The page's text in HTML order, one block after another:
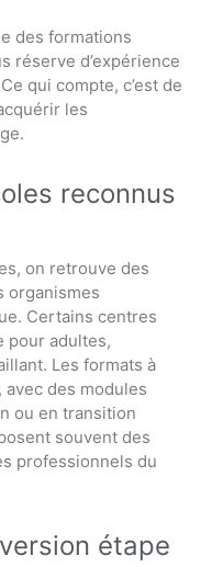
des formations
réserve d’expérience
qui compte, c’est de
les
reconnus
on retrouve des
organismes
Certains centres
pour adultes,
Les formats à
des modules
ou en transition
souvent des
professionnels du
étape